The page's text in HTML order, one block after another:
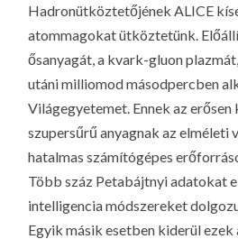
Hadronütköztetőjének ALICE
atommagokat ütköztetünk.
ősanyagát, a kvark-gluon
utáni milliomod másodpercben
Világegyetemet. Ennek az
szupersűrű anyagnak az elméleti
hatalmas számítógépes
Több száz Petabájtnyi adatokat
intelligencia módszereket
Egyik másik esetben kiderül ezek